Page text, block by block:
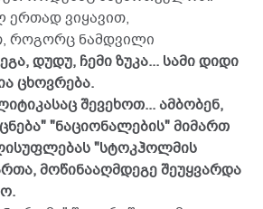
ერთად ვიყავით,
როგორც ნამდვილი
დუდუ, ჩემი ზუკა... სამი დიდი
ცხოვრება.
შევეხოთ... ამბობენ,
"ნაციონალების" მიმართ
"სტოკჰოლმის
მოწინააღმდეგე შეუყვარდა